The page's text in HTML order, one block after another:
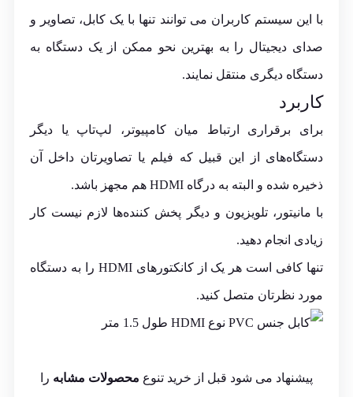
با این سیستم کاربران می توانند تنها با یک کابل، تصاویر و
صدای دیجیتال را به بهترین نحو ممکن از یک دستگاه به
دستگاه دیگری منتقل نمایند.
کاربرد
برای برقراری ارتباط میان کامپیوتر، لپ‌تاپ یا دیگر
دستگاه‌های از این قبیل که فیلم یا تصاویرتان داخل آن
ذخیره شده و البته به درگاه HDMI هم مجهز باشد.
با مانیتور، تلویزیون و دیگر پخش کننده‌ها لازم نیست کار
زیادی انجام دهید.
تنها کافی است هر یک از کانکتورهای HDMI را به دستگاه
مورد نظرتان متصل کنید.
پیشنهاد می شود قبل از خرید تنوع محصولات مشابه را